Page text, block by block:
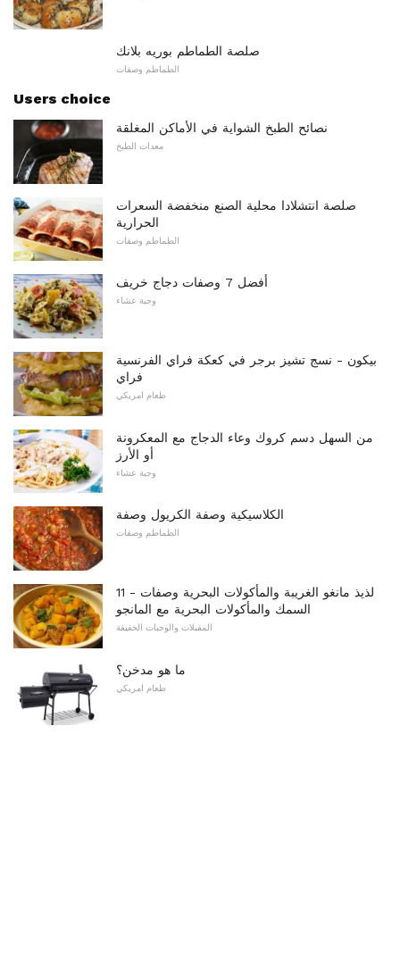
صلصة الطماطم بوريه بلانك
الطماطم وصفات
Users choice
نصائح الطبخ الشواية في الأماكن المغلقة
معدات الطبخ
صلصة انتشلادا محلية الصنع منخفضة السعرات
الحرارية
الطماطم وصفات
أفضل 7 وصفات دجاج خريف
وجبة عشاء
بيكون - نسج تشيز برجر في كعكة فراي الفرنسية
فراي
طعام امريكي
من السهل دسم كروك وعاء الدجاج مع المعكرونة
أو الأرز
وجبة عشاء
الكلاسيكية وصفة الكريول وصفة
الطماطم وصفات
11 لذيذ مانغو الغريبة والمأكولات البحرية وصفات -
السمك والمأكولات البحرية مع المانجو
المقبلات والوجبات الخفيفة
ما هو مدخن؟
طعام امريكي